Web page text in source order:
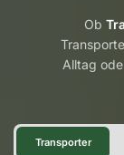
Ob
Alltag
Transporter